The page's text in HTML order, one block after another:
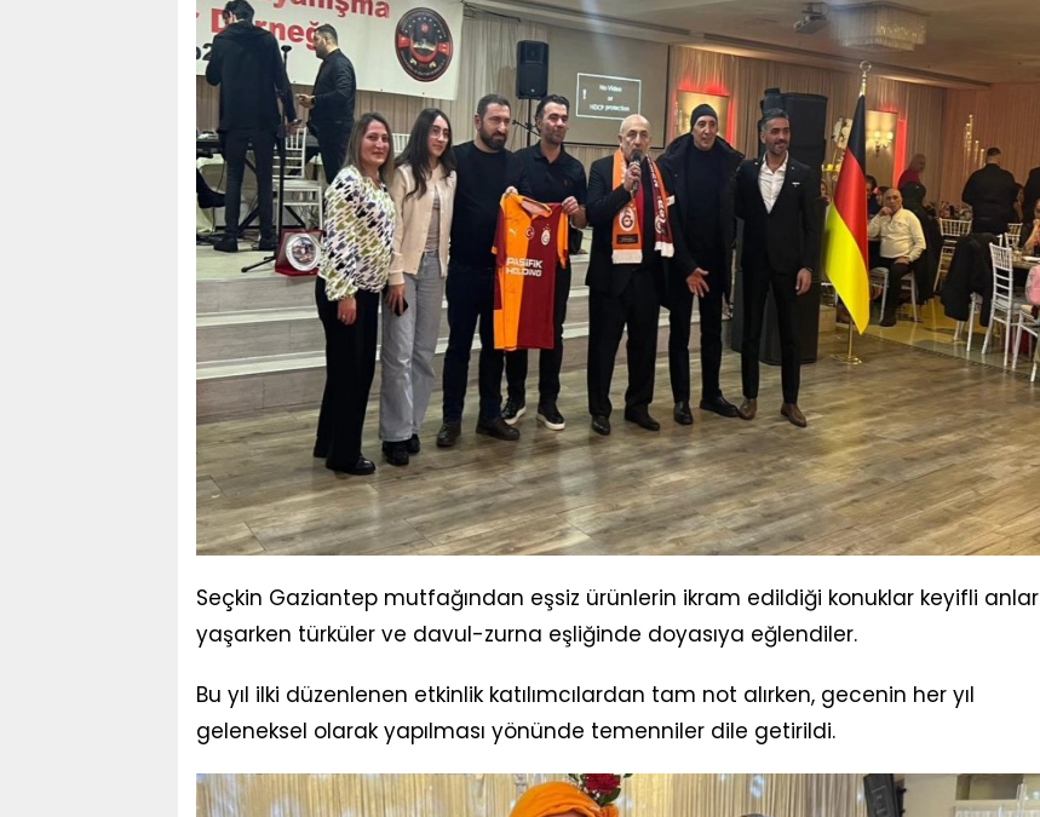
Seçkin Gaziantep mutfağından eşsiz ürünlerin ikram edildiği konuklar keyifli anlar
yaşarken türküler ve davul-zurna eşliğinde doyasıya eğlendiler.
Bu yıl ilki düzenlenen etkinlik katılımcılardan tam not alırken, gecenin her yıl
geleneksel olarak yapılması yönünde temenniler dile getirildi.